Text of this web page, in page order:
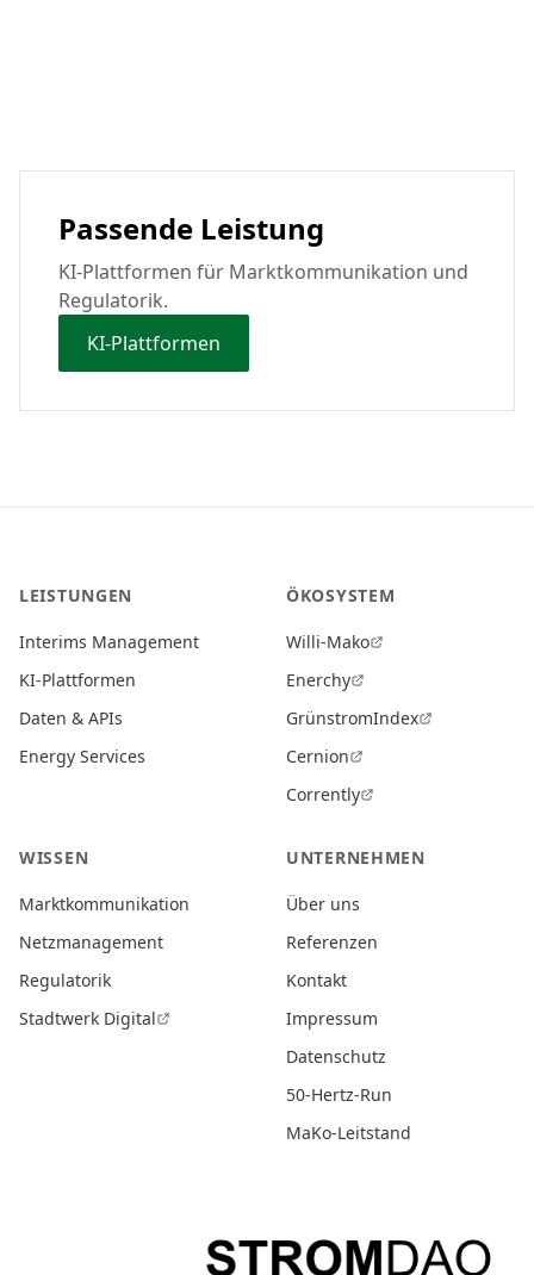
Passende Leistung
KI-Plattformen für Marktkommunikation und
Regulatorik.
KI-Plattformen
LEISTUNGEN
Interims Management
KI-Plattformen
Daten & APIs
Energy Services
ÖKOSYSTEM
Willi-Mako
Enerchy
GrünstromIndex
Cernion
Corrently
WISSEN
Marktkommunikation
Netzmanagement
Regulatorik
Stadtwerk Digital
UNTERNEHMEN
Über uns
Referenzen
Kontakt
Impressum
Datenschutz
50-Hertz-Run
MaKo-Leitstand